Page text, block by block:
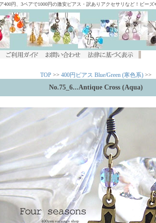
円、3ペアで1000円の激安ピアス・訳ありアクセサリなど！ビー
TOP >> 400円ピアス Blue/Green (寒色系) >>
No.75_6...Antique Cross (Aqua)